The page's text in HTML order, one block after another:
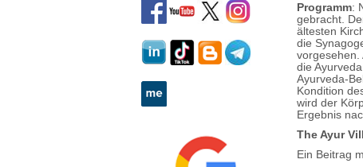
Programm:
gebracht.
ältesten
die
vorgesehen.
die
Ayurveda-
Kondition
wird der
Ergebnis
The Ayur
Ein Beitrag